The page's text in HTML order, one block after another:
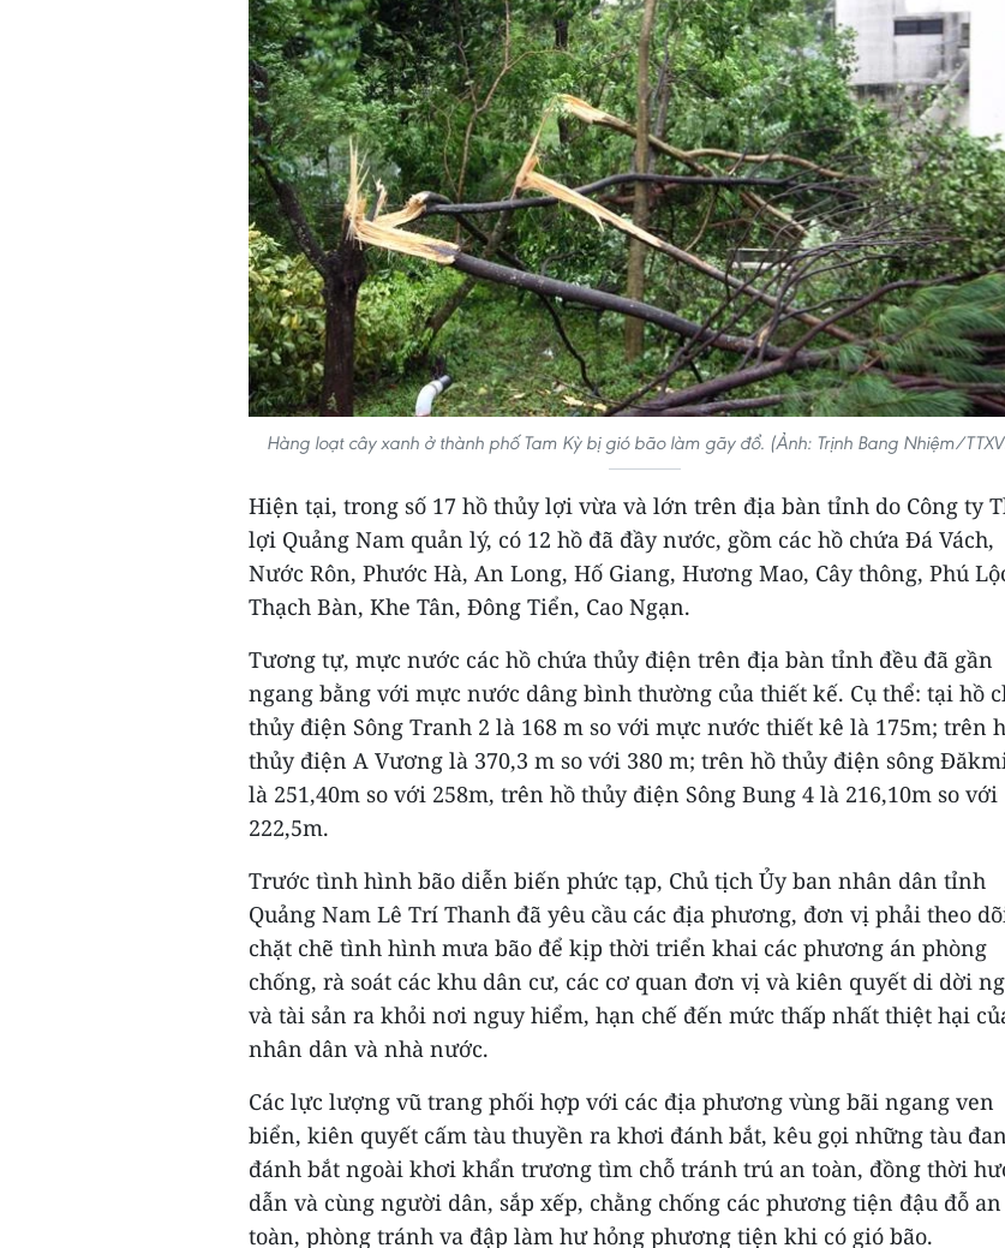
Hàng loạt cây xanh ở thành phố Tam Kỳ bị gió bão làm gãy đổ. (Ảnh: Trịnh Bang Nhiệm/
Hiện tại, trong số 17 hồ thủy lợi vừa và lớn trên địa bàn tỉnh do Công ty
lợi Quảng Nam quản lý, có 12 hồ đã đầy nước, gồm các hồ chứa Đá Vách,
Nước Rôn, Phước Hà, An Long, Hố Giang, Hương Mao, Cây thông, Phú
Thạch Bàn, Khe Tân, Đông Tiển, Cao Ngạn.
Tương tự, mực nước các hồ chứa thủy điện trên địa bàn tỉnh đều đã gần
ngang bằng với mực nước dâng bình thường của thiết kế. Cụ thể: tại hồ
thủy điện Sông Tranh 2 là 168 m so với mực nước thiết kê là 175m; trên
thủy điện A Vương là 370,3 m so với 380 m; trên hồ thủy điện sông
là 251,40m so với 258m, trên hồ thủy điện Sông Bung 4 là 216,10m so với
222,5m.
Trước tình hình bão diễn biến phức tạp, Chủ tịch Ủy ban nhân dân tỉnh
Quảng Nam Lê Trí Thanh đã yêu cầu các địa phương, đơn vị phải theo
chặt chẽ tình hình mưa bão để kịp thời triển khai các phương án phòng
chống, rà soát các khu dân cư, các cơ quan đơn vị và kiên quyết di dời
và tài sản ra khỏi nơi nguy hiểm, hạn chế đến mức thấp nhất thiệt hại
nhân dân và nhà nước.
Các lực lượng vũ trang phối hợp với các địa phương vùng bãi ngang ven
biển, kiên quyết cấm tàu thuyền ra khơi đánh bắt, kêu gọi những tàu
đánh bắt ngoài khơi khẩn trương tìm chỗ tránh trú an toàn, đồng thời
dẫn và cùng người dân, sắp xếp, chằng chống các phương tiện đậu đỗ an
toàn, phòng tránh va đập làm hư hỏng phương tiện khi có gió bão.